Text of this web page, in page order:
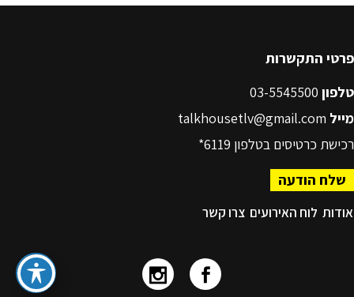
פרטי התקשרות
טלפון
מייל talkhousetlv@gmail.com
רכישת כרטיסים בטלפון 6119*
שלח הודעה
אודות לוח האירועים צרו קשר